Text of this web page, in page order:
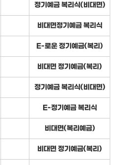
정기예금 복리식(비대면)
비대면정기예금 복리식
E-로운 정기예금(복리)
비대면 정기예금(복리)
정기예금 복리식(비대면)
E-정기예금 복리식
비대면(복리예금)
비대면 정기예금(복리)